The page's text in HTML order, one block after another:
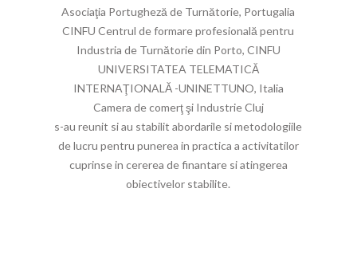
Asociaţia Portugheză de Turnătorie, Portugalia
CINFU Centrul de formare profesională pentru
Industria de Turnătorie din Porto, CINFU
UNIVERSITATEA TELEMATICĂ
INTERNAŢIONALĂ -UNINETTUNO, Italia
Camera de comerţ şi Industrie Cluj
s-au reunit si au stabilit abordarile si metodologiile
de lucru pentru punerea in practica a activitatilor
cuprinse in cererea de finantare si atingerea
obiectivelor stabilite.